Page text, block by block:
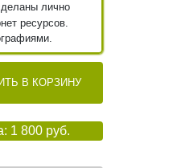
лично
ресурсов.
В КОРЗИНУ
1 800 руб.